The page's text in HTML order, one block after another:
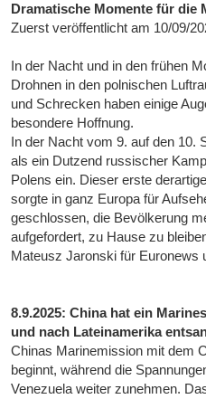
Dramatische Momente für die
Zuerst veröffentlicht am 10/09/
In der Nacht und in den frühen
Drohnen in den polnischen
und Schrecken haben einige
besondere Hoffnung.
In der Nacht vom 9. auf den 10.
als ein Dutzend russischer
Polens ein. Dieser erste
sorgte in ganz Europa für
geschlossen, die Bevölkerung
aufgefordert, zu Hause zu
Mateusz Jaronski für Euronews
8.9.2025: China hat ein
und nach Lateinamerika
Chinas Marinemission mit dem
beginnt, während die
Venezuela weiter zunehmen.